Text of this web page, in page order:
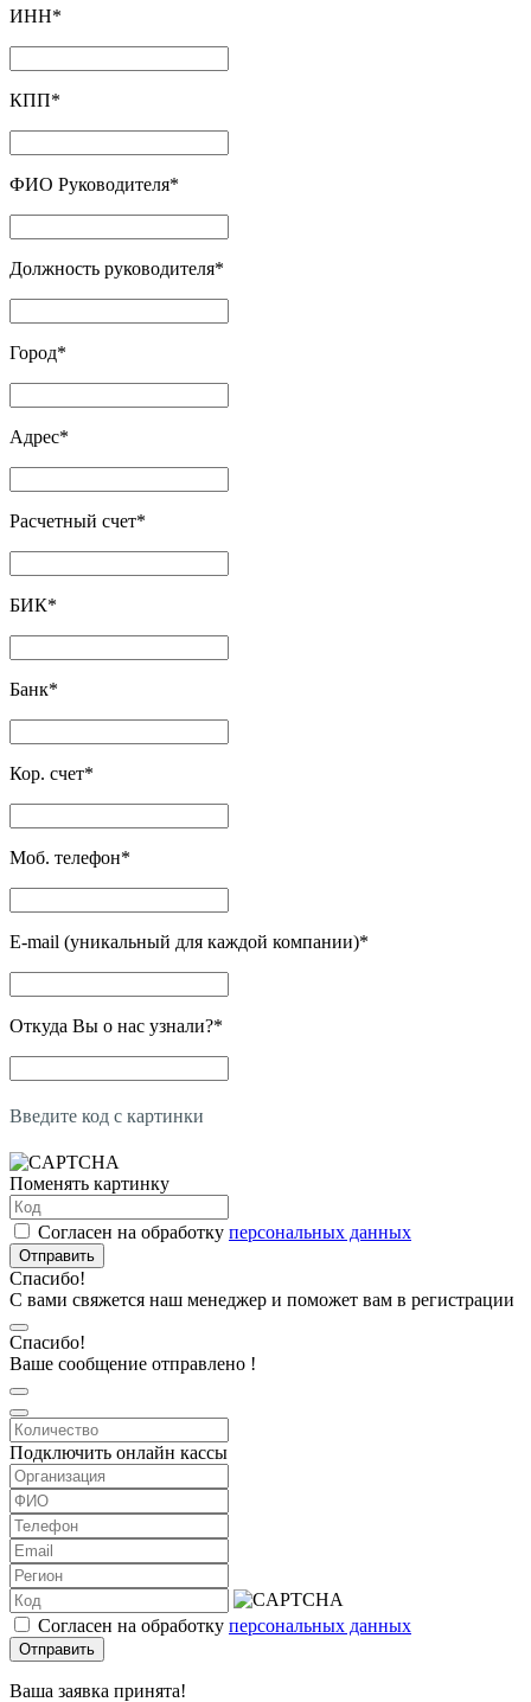
ИНН*
КПП*
ФИО Руководителя*
Должность руководителя*
Город*
Адрес*
Расчетный счет*
БИК*
Банк*
Кор. счет*
Моб. телефон*
E-mail (уникальный для каждой компании)*
Откуда Вы о нас узнали?*
Введите код с картинки
Поменять картинку
Согласен на обработку персональных данных
Отправить
Спасибо!
С вами свяжется наш менеджер и поможет вам в регистрации
Спасибо!
Ваше сообщение отправлено !
Подключить онлайн кассы
Согласен на обработку персональных данных
Отправить
Ваша заявка принята!